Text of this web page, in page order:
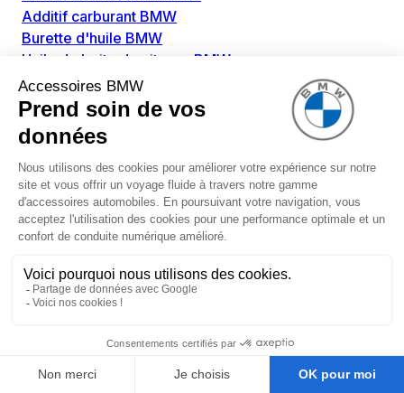
Additif carburant BMW
Burette d'huile BMW
Huile de boite de vitesse BMW
Huile de pont BMW
Huile moteur BMW
Kit d'entretien BMW
Lot vidange BMW
Liquide de frein BMW
Huile de direction assistée BMW
Huile capote électrique
Produits de nettoyage BMW
Brosses BMW
Chiffons et éponges BMW